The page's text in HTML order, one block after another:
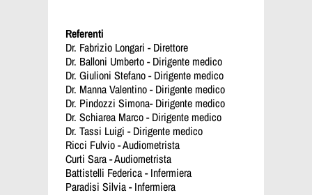
Referenti
Dr. Fabrizio Longari - Direttore
Dr. Balloni Umberto - Dirigente medico
Dr. Giulioni Stefano - Dirigente medico
Dr. Manna Valentino - Dirigente medico
Dr. Pindozzi Simona- Dirigente medico
Dr. Schiarea Marco - Dirigente medico
Dr. Tassi Luigi - Dirigente medico
Ricci Fulvio - Audiometrista
Curti Sara - Audiometrista
Battistelli Federica - Infermiera
Paradisi Silvia - Infermiera